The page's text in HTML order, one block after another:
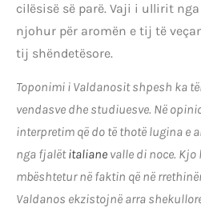
cilësisë së parë. Vaji i ullirit
njohur për aromën e tij të
tij shëndetësore.
Toponimi i Valdanosit shpesh ka
vendasve dhe studiuesve. Në
interpretim që do të thotë lugina e
nga fjalëtitaliane valle di noce. Kjo
mbështetur në faktin që në
Valdanos ekzistojnë arra